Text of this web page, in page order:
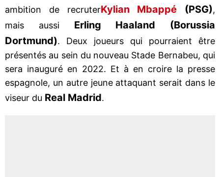
ambition de recruterKylian Mbappé (PSG),
mais aussi Erling Haaland (Borussia
Dortmund). Deux joueurs qui pourraient être
présentés au sein du nouveau Stade Bernabeu, qui
sera inauguré en 2022. Et à en croire la presse
espagnole, un autre jeune attaquant serait dans le
viseur du Real Madrid.